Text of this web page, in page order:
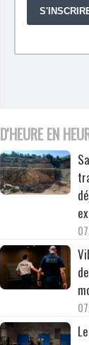
D'HEURE EN